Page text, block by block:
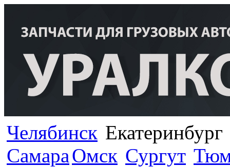
Челябинск Екатеринбург
СамараОмск Сургут